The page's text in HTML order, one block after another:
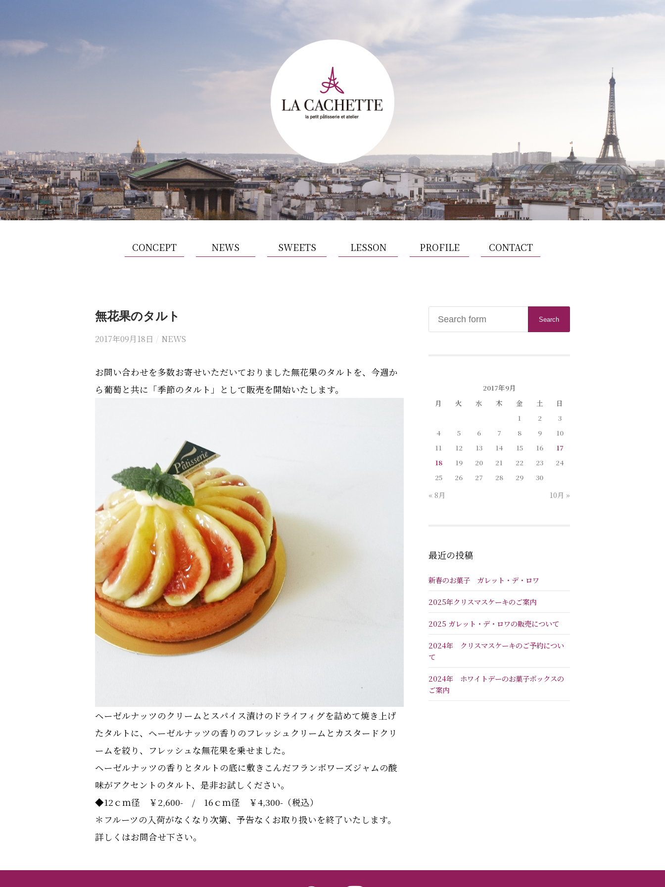
CONCEPT NEWS SWEETS LESSON PROFILE CONTACT
無花果のタルト
2017年09月18日 / NEWS
お問い合わせを多数お寄せいただいておりました無花果のタルトを、今週か
ら葡萄と共に「季節のタルト」として販売を開始いたします。
ヘーゼルナッツのクリームとスパイス漬けのドライフィグを詰めて焼き上げ
たタルトに、ヘーゼルナッツの香りのフレッシュクリームとカスタードクリ
ームを絞り、フレッシュな無花果を乗せました。
ヘーゼルナッツの香りとタルトの底に敷きこんだフランボワーズジャムの酸
味がアクセントのタルト、是非お試しください。
◆12ｃｍ径 ￥2,600- / 16ｃｍ径 ￥4,300-（税込）
＊フルーツの入荷がなくなり次第、予告なくお取り扱いを終了いたします。
詳しくはお問合せ下さい。
2017年9月
月
火 水 木 金 土
日
1
2
3
4
5 6 7 8 9
10
11
12 13 14 15 16
17
18
19 20 21 22 23
24
25
26 27 28 29 30
« 8月 10月 »
最近の投稿
新春のお菓子 ガレット・デ・ロワ
2025年クリスマスケーキのご案内
2025 ガレット・デ・ロワの販売について
2024年 クリスマスケーキのご予約につい
て
2024年 ホワイトデーのお菓子ボックスの
ご案内